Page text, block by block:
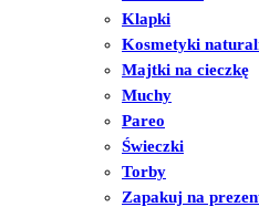
Klapki
Kosmetyki
Majtki na cieczkę
Muchy
Pareo
Świeczki
Torby
Zapakuj na